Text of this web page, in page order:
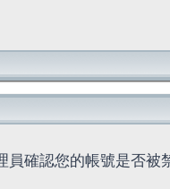
確認您的帳號是否被